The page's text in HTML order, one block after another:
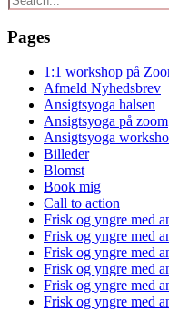
Pages
1:1 workshop på
Afmeld Nyhedsbrev
Ansigtsyoga halsen
Ansigtsyoga på zoom
Ansigtsyoga
Billeder
Blomst
Book mig
Call to action
Frisk og yngre med
Frisk og yngre med
Frisk og yngre med
Frisk og yngre med
Frisk og yngre med
Frisk og yngre med